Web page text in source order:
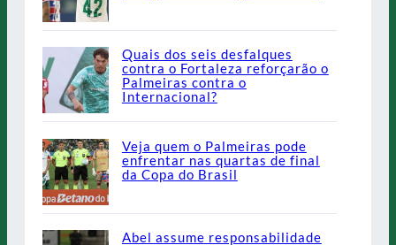
Quais dos seis desfalques
contra o Fortaleza reforçarão o
Palmeiras contra o
Internacional?
Veja quem o Palmeiras pode
enfrentar nas quartas de final
da Copa do Brasil
Abel assume responsabilidade